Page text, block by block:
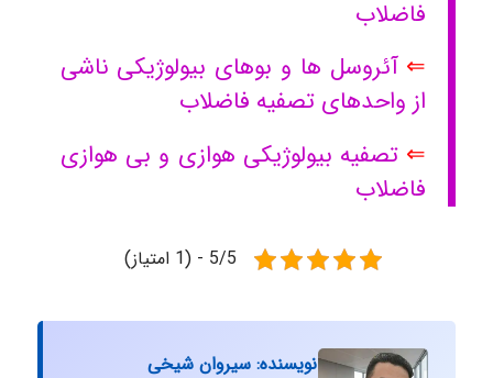
فاضلاب
⇐آئروسل ها و بوهای بیولوژیکی ناشی
از واحدهای تصفیه فاضلاب
⇐ تصفیه بیولوژیکی هوازی و بی هوازی
فاضلاب
5/5 - (1 امتیاز)
نویسنده: سیروان شیخی